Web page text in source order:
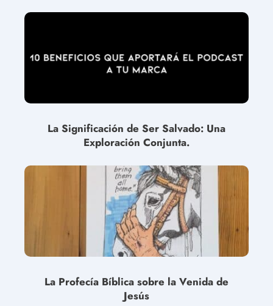
La Significación de Ser Salvado: Una
Exploración Conjunta.
La Profecía Bíblica sobre la Venida de
Jesús